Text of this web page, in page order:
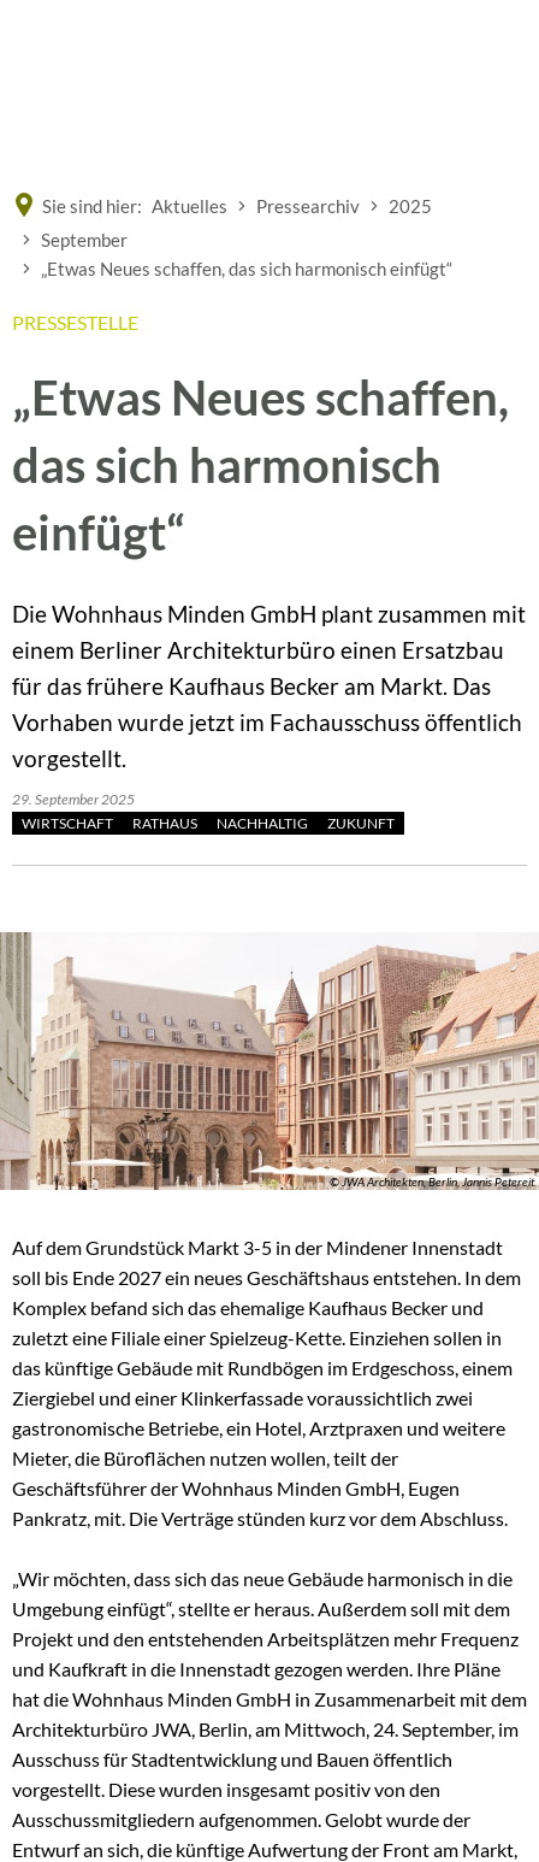
Sie sind hier: Aktuelles Pressearchiv
2025
September
„Etwas Neues schaffen, das sich harmonisch einfügt“
PRESSESTELLE
„Etwas Neues schaffen,
das sich harmonisch
einfügt“
Die Wohnhaus Minden GmbH plant zusammen mit
einem Berliner Architekturbüro einen Ersatzbau
für das frühere Kaufhaus Becker am Markt. Das
Vorhaben wurde jetzt im Fachausschuss öffentlich
vorgestellt.
29. September 2025
WIRTSCHAFT
RATHAUS NACHHALTIG ZUKUNFT
© JWA Architekten, Berlin, Jannis Petereit
Auf dem Grundstück Markt 3-5 in der Mindener Innenstadt
soll bis Ende 2027 ein neues Geschäftshaus entstehen. In dem
Komplex befand sich das ehemalige Kaufhaus Becker und
zuletzt eine Filiale einer Spielzeug-Kette. Einziehen sollen in
das künftige Gebäude mit Rundbögen im Erdgeschoss, einem
Ziergiebel und einer Klinkerfassade voraussichtlich zwei
gastronomische Betriebe, ein Hotel, Arztpraxen und weitere
Mieter, die Büroflächen nutzen wollen, teilt der
Geschäftsführer der Wohnhaus Minden GmbH, Eugen
Pankratz, mit. Die Verträge stünden kurz vor dem Abschluss.
„Wir möchten, dass sich das neue Gebäude harmonisch in die
Umgebung einfügt“, stellte er heraus. Außerdem soll mit dem
Projekt und den entstehenden Arbeitsplätzen mehr Frequenz
und Kaufkraft in die Innenstadt gezogen werden. Ihre Pläne
hat die Wohnhaus Minden GmbH in Zusammenarbeit mit dem
Architekturbüro JWA, Berlin, am Mittwoch, 24. September, im
Ausschuss für Stadtentwicklung und Bauen öffentlich
vorgestellt. Diese wurden insgesamt positiv von den
Ausschussmitgliedern aufgenommen. Gelobt wurde der
Entwurf an sich, die künftige Aufwertung der Front am Markt,